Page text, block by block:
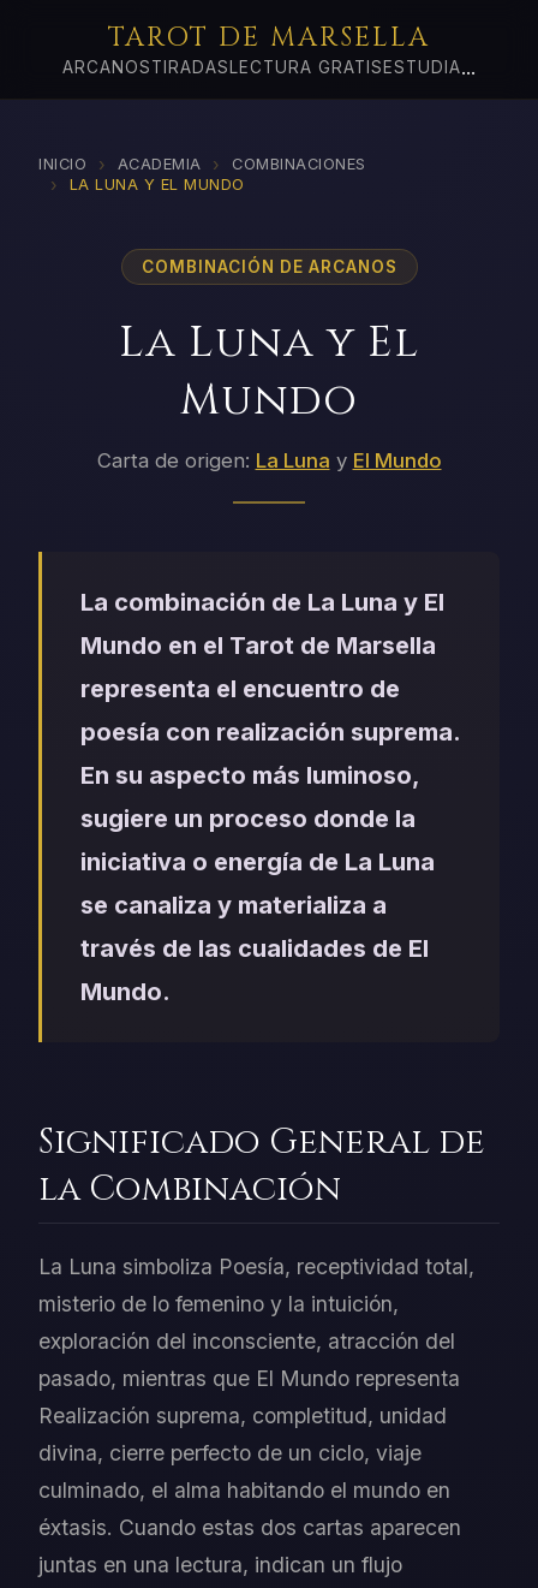
TAROT DE MARSELLA
ARCANOSTIRADAS LECTURA GRATIS ESTUDIA...
INICIO › ACADEMIA › COMBINACIONES
› LA LUNA Y EL MUNDO
COMBINACIÓN DE ARCANOS
La Luna y El
Mundo
Carta de origen: La Luna y El Mundo
La combinación de La Luna y El
Mundo en el Tarot de Marsella
representa el encuentro de
poesía con realización suprema.
En su aspecto más luminoso,
sugiere un proceso donde la
iniciativa o energía de La Luna
se canaliza y materializa a
través de las cualidades de El
Mundo.
Significado General de
la Combinación
La Luna simboliza Poesía, receptividad total,
misterio de lo femenino y la intuición,
exploración del inconsciente, atracción del
pasado, mientras que El Mundo representa
Realización suprema, completitud, unidad
divina, cierre perfecto de un ciclo, viaje
culminado, el alma habitando el mundo en
éxtasis. Cuando estas dos cartas aparecen
juntas en una lectura, indican un flujo